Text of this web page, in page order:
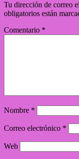
Tu dirección de correo
obligatorios están
Comentario *
Nombre *
Correo electrónico *
Web